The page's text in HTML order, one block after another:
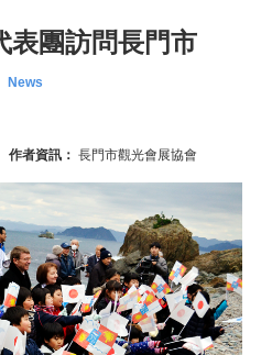
表團訪問長門市
News
作者資訊： 長門市觀光會展協會